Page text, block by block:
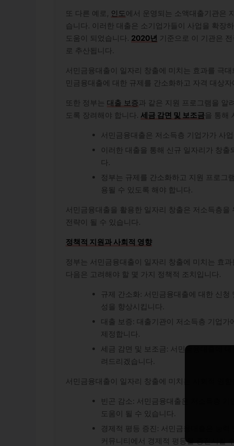
또 다른 예로, 인도 에서 운영되는 소액대출기관은
습니다. 이러한 대출은 소기업가들이 사업을 확장
도움이 되었습니다. 2020년 기준으로 이 기관은 전
로 추산됩니다.
서민금융대출이 일자리 창출에 미치는 효과를 극
민금융대출에 대한 규제를 간소화하고 자격 대상
또한 정부는 대출 보증과 같은 지원 프로그램을 알
도록 장려해야 합니다. 세금 감면 및 보조금을 통해
서민금융대출은 저소득층 기업가가 사
이러한 대출을 통해 신규 일자리가 창출
다.
정부는 규제를 간소화하고 지원 프로그
용될 수 있도록 해야 합니다.
서민금융대출을 활용한 일자리 창출은 저소득층
전략이 될 수 있습니다.
정책적 지원과 사회적 영향
정부는 서민금융대출이 일자리 창출에 미치는 효
다음은 고려해야 할 몇 가지 정책적 조치입니다.
규제 간소화: 서민금융대출에 대한 신
성을 향상시킵니다.
대출 보증: 대출기관이 저소득층 기업
제정합니다.
세금 감면 및 보조금: 서민금융대출에
려드리겠습니다.
서민금융대출이 일자리 창출에 미치는 사회적 영향
빈곤 감소: 서민금융대출은 저소득층 기
도움이 될 수 있습니다.
경제적 평등 증진: 서민금융대출은 능력
커뮤니티에서 경제적 평등을 증진시킬